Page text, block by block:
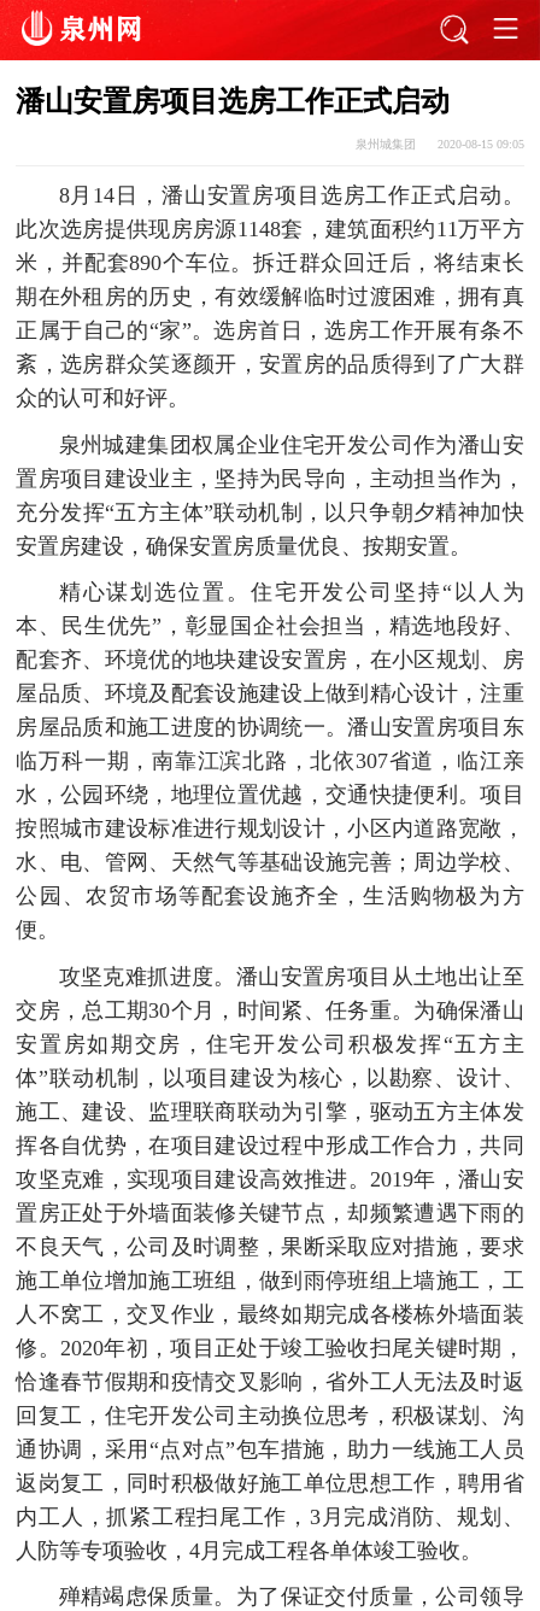
潘山安置房项目选房工作正式启动
泉州城集团 2020-08-15 09:05
8月14日，潘山安置房项目选房工作正式启动。
此次选房提供现房房源1148套，建筑面积约11万平方
米，并配套890个车位。拆迁群众回迁后，将结束长
期在外租房的历史，有效缓解临时过渡困难，拥有真
正属于自己的“家”。选房首日，选房工作开展有条不
紊，选房群众笑逐颜开，安置房的品质得到了广大群
众的认可和好评。
泉州城建集团权属企业住宅开发公司作为潘山安
置房项目建设业主，坚持为民导向，主动担当作为，
充分发挥“五方主体”联动机制，以只争朝夕精神加快
安置房建设，确保安置房质量优良、按期安置。
精心谋划选位置。住宅开发公司坚持“以人为
本、民生优先”，彰显国企社会担当，精选地段好、
配套齐、环境优的地块建设安置房，在小区规划、房
屋品质、环境及配套设施建设上做到精心设计，注重
房屋品质和施工进度的协调统一。潘山安置房项目东
临万科一期，南靠江滨北路，北依307省道，临江亲
水，公园环绕，地理位置优越，交通快捷便利。项目
按照城市建设标准进行规划设计，小区内道路宽敞，
水、电、管网、天然气等基础设施完善；周边学校、
公园、农贸市场等配套设施齐全，生活购物极为方
便。
攻坚克难抓进度。潘山安置房项目从土地出让至
交房，总工期30个月，时间紧、任务重。为确保潘山
安置房如期交房，住宅开发公司积极发挥“五方主
体”联动机制，以项目建设为核心，以勘察、设计、
施工、建设、监理联商联动为引擎，驱动五方主体发
挥各自优势，在项目建设过程中形成工作合力，共同
攻坚克难，实现项目建设高效推进。2019年，潘山安
置房正处于外墙面装修关键节点，却频繁遭遇下雨的
不良天气，公司及时调整，果断采取应对措施，要求
施工单位增加施工班组，做到雨停班组上墙施工，工
人不窝工，交叉作业，最终如期完成各楼栋外墙面装
修。2020年初，项目正处于竣工验收扫尾关键时期，
恰逢春节假期和疫情交叉影响，省外工人无法及时返
回复工，住宅开发公司主动换位思考，积极谋划、沟
通协调，采用“点对点”包车措施，助力一线施工人员
返岗复工，同时积极做好施工单位思想工作，聘用省
内工人，抓紧工程扫尾工作，3月完成消防、规划、
人防等专项验收，4月完成工程各单体竣工验收。
殚精竭虑保质量。为了保证交付质量，公司领导